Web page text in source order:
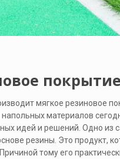
мягкое резиновое
материалов
идей и решений. Одно из
резины. Это продукт,
тому его